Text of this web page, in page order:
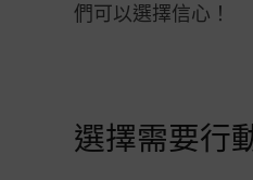
們可以選擇信心！
選擇需要行